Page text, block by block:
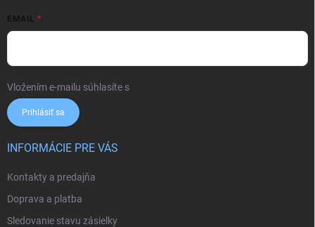
EMAIL
Vložením e-mailu súhlasíte s
Prihlásiť sa
INFORMÁCIE PRE VÁS
Kontakty a predajňa
Doprava a platba
Sledovanie stavu zásielky